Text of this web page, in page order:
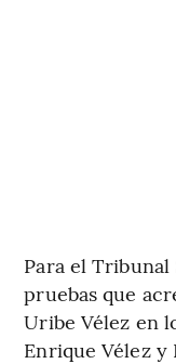
Para el
pruebas que
Uribe Vélez en
Enrique Vélez